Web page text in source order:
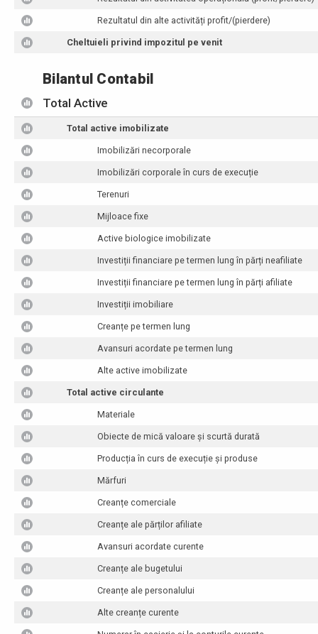
Rezultatul din alte activități profit/(pierdere)
Cheltuieli privind impozitul pe venit
Bilantul Contabil
Total Active
Total active imobilizate
Imobilizări necorporale
Imobilizări corporale în curs de execuție
Terenuri
Mijloace fixe
Active biologice imobilizate
Investiții financiare pe termen lung în părți neafiliate
Investiții financiare pe termen lung în părți afiliate
Investiții imobiliare
Creanțe pe termen lung
Avansuri acordate pe termen lung
Alte active imobilizate
Total active circulante
Materiale
Obiecte de mică valoare și scurtă durată
Producția în curs de execuție și produse
Mărfuri
Creanțe comerciale
Creanțe ale părților afiliate
Avansuri acordate curente
Creanțe ale bugetului
Creanțe ale personalului
Alte creanțe curente